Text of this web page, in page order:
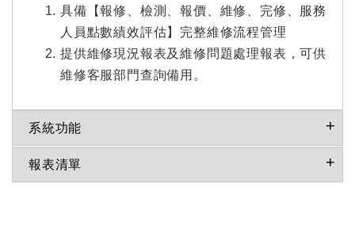
具備【報修、檢測、報價、維修、完修、服務
人員點數績效評估】完整維修流程管理
提供維修現況報表及維修問題處理報表，可供
維修客服部門查詢備用。
系統功能
報表清單